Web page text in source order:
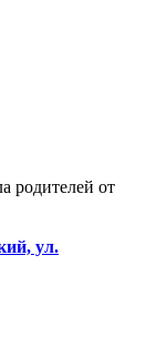
родителей от
ул.